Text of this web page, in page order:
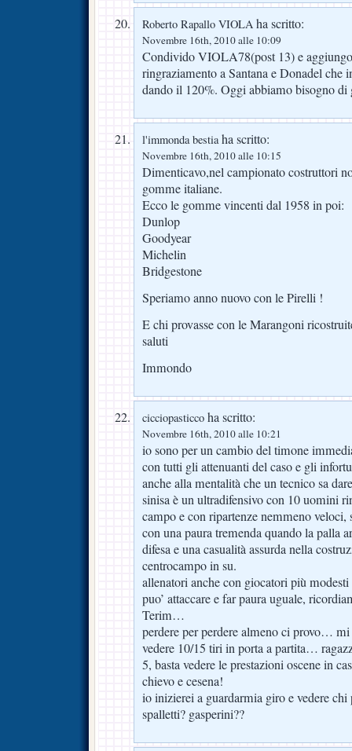
Roberto Rapallo VIOLA ha scritto:
Novembre 16th, 2010 alle 10:09
Condivido VIOLA78(post 13) e
ringraziamento a Santana e Donadel che
dando il 120%. Oggi abbiamo bisogno
l'immonda bestiaha scritto:
Novembre 16th, 2010 alle 10:15
Dimenticavo,nel campionato costruttori
gomme italiane.
Ecco le gomme vincenti dal 1958 in poi:
Dunlop
Goodyear
Michelin
Bridgestone
Speriamo anno nuovo con le Pirelli !
E chi provasse con le Marangoni
saluti
Immondo
cicciopasticco ha scritto:
Novembre 16th, 2010 alle 10:21
io sono per un cambio del timone
con tutti gli attenuanti del caso e gli
anche alla mentalità che un tecnico sa
sinisa è un ultradifensivo con 10 uomini
campo e con ripartenze nemmeno
con una paura tremenda quando la palla
difesa e una casualità assurda nella
centrocampo in su.
allenatori anche con giocatori più
puo’ attaccare e far paura uguale,
Terim…
perdere per perdere almeno ci provo…
vedere 10/15 tiri in porta a partita…
5, basta vedere le prestazioni oscene in
chievo e cesena!
io inizierei a guardarmia giro e vedere
spalletti? gasperini??